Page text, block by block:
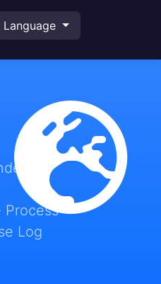
Language
Process
Log